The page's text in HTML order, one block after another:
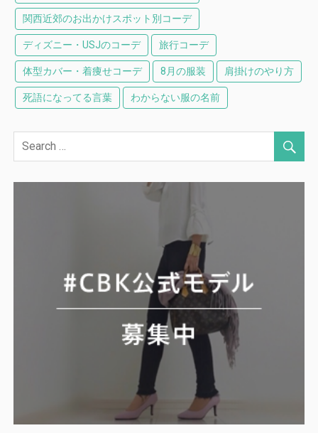
関西近郊のお出かけスポット別コーデ
ディズニー・USJのコーデ 旅行コーデ
体型カバー・着痩せコーデ 8月の服装 肩掛けのやり方
死語になってる言葉 わからない服の名前